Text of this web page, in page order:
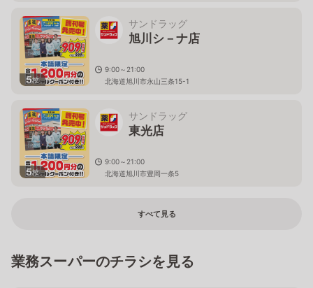
5枚
サンドラッグ
旭川シ－ナ店
9:00～21:00
北海道旭川市永山三条15-1
5枚
サンドラッグ
東光店
9:00～21:00
北海道旭川市豊岡一条5
すべて見る
業務スーパーのチラシを見る